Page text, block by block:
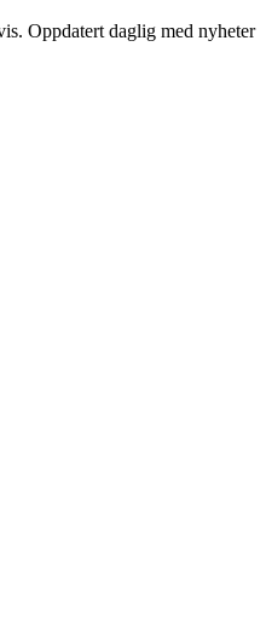
Oppdatert daglig med nyheter